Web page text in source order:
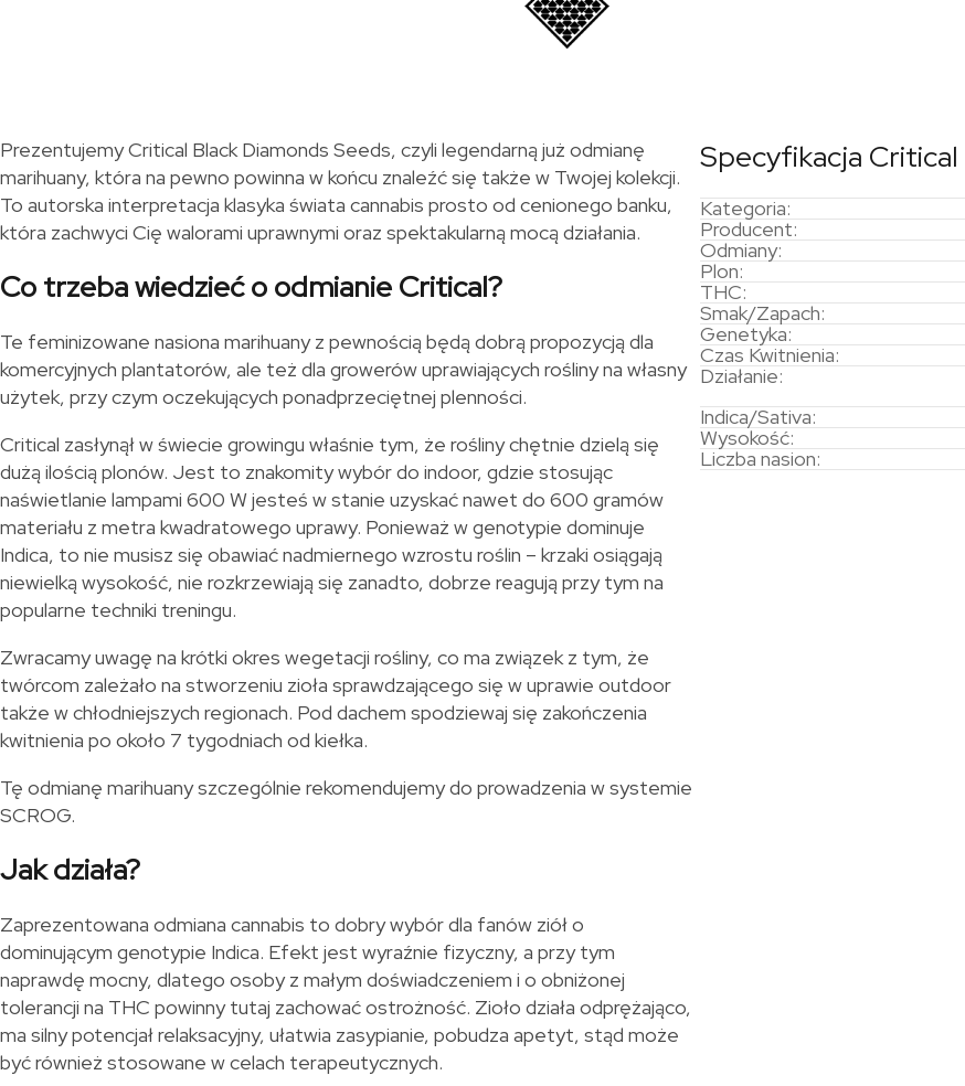
Specyfikacja Critical
Kategoria:
Producent:
Odmiany:
Plon:
THC:
Smak/Zapach:
Genetyka:
Czas Kwitnienia:
Działanie:
Indica/Sativa:
Wysokość:
Liczba nasion:
Prezentujemy Critical Black Diamonds Seeds, czyli legendarną już odmianę
marihuany, która na pewno powinna w końcu znaleźć się także w Twojej kolekcji.
To autorska interpretacja klasyka świata cannabis prosto od cenionego banku,
która zachwyci Cię walorami uprawnymi oraz spektakularną mocą działania.
Co trzeba wiedzieć o odmianie Critical?
Te feminizowane nasiona marihuany z pewnością będą dobrą propozycją dla
komercyjnych plantatorów, ale też dla growerów uprawiających rośliny na własny
użytek, przy czym oczekujących ponadprzeciętnej plenności.
Critical zasłynął w świecie growingu właśnie tym, że rośliny chętnie dzielą się
dużą ilością plonów. Jest to znakomity wybór do indoor, gdzie stosując
naświetlanie lampami 600 W jesteś w stanie uzyskać nawet do 600 gramów
materiału z metra kwadratowego uprawy. Ponieważ w genotypie dominuje
Indica, to nie musisz się obawiać nadmiernego wzrostu roślin – krzaki osiągają
niewielką wysokość, nie rozkrzewiają się zanadto, dobrze reagują przy tym na
popularne techniki treningu.
Zwracamy uwagę na krótki okres wegetacji rośliny, co ma związek z tym, że
twórcom zależało na stworzeniu zioła sprawdzającego się w uprawie outdoor
także w chłodniejszych regionach. Pod dachem spodziewaj się zakończenia
kwitnienia po około 7 tygodniach od kiełka.
Tę odmianę marihuany szczególnie rekomendujemy do prowadzenia w systemie
SCROG.
Jak działa?
Zaprezentowana odmiana cannabis to dobry wybór dla fanów ziół o
dominującym genotypie Indica. Efekt jest wyraźnie fizyczny, a przy tym
naprawdę mocny, dlatego osoby z małym doświadczeniem i o obniżonej
tolerancji na THC powinny tutaj zachować ostrożność. Zioło działa odprężająco,
ma silny potencjał relaksacyjny, ułatwia zasypianie, pobudza apetyt, stąd może
być również stosowane w celach terapeutycznych.